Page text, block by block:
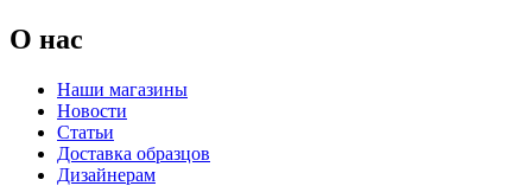
О нас
Наши магазины
Новости
Статьи
Доставка образцов
Дизайнерам